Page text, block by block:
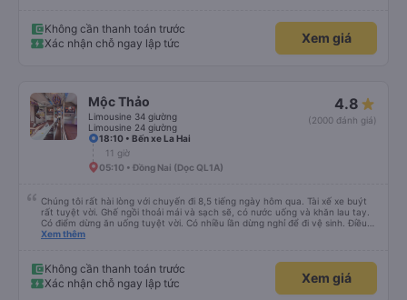
Không cần thanh toán trước
Xác nhận chỗ ngay lập tức
Xem giá
Mộc Thảo
Limousine 34 giường
Limousine 24 giường
4.8
(2000 đánh giá)
18:10 • Bến xe La Hai
11 giờ
05:10 • Đồng Nai (Dọc QL1A)
Chúng tôi rất hài lòng với chuyến đi 8,5 tiếng ngày hôm qua. Tài xế xe buýt
rất tuyệt vời. Ghế ngồi thoải mái và sạch sẽ, có nước uống và khăn lau tay.
Có điểm dừng ăn uống tuyệt vời. Có nhiều lần dừng nghỉ để đi vệ sinh. Điều
duy nhất tôi muốn đề xuất để cải thiện là cho phép thanh toán bằng thẻ
Xem thêm
Không cần thanh toán trước
Xác nhận chỗ ngay lập tức
Xem giá